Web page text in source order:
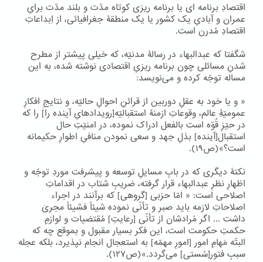
اقتصادِ برنامه ای یا برنامه ریزی کوتاه مدّت و بلند مدّت برایِ
عمران و آبادیِ یک کشور یا یک منطقۀ جغرافیائی، از اِبداعاتِ
اقتصادِ مُدرن است.
شگفتا که عبدالبهاء در رسالۀ مدنیّه، که خیلی پیشتر از مطرح
شدنِ مسائلی چون برنامه ریزیِ اقتصادی نوشته شده، به این
مساله توجّه کرده و می‌نویسد:
« و یا خود به عقلِ دوربین از قرائنِ احوالِ حالیّه، و نتایجِ افکارِ
عمومیّۀِ عالم، وقوعاتِ ازمنۀ استقبالیّه[رویدادهایِ آینده را] را که
در حیّزِ قُوّه است بالفعل ادراک نموده، در امنیّتِ حال
استقبال[آینده] بذلِ جهد و سعی نمودن منافیِ اطوارِ حکیمانه
است؟»(ص۱۹).
نکتۀ دیگری که در بابِ مسایلِ توسعه و پیشرفت موردِ توجّه و
اظهارِ نظرِ عبدالبهاء قرار گرفته، ضریبِ شتاب در اقداماتِ
اصلاحی است: « امّا حزبی [گروهی] که برآنند در اجراء
اصلاحاتِ لازمه باید صبر و تأنّی نموده شیئاً فشیئاً مجریٰ
داشت ... اگر مُرادشان از تأنّی [رعایتِ] مُقتضیات و لوازمِ
حکمتِ حکومت است، این فکر بسیار مقبول و بموقع چه که
البتّه مَهامِ امور [امورِ مهمّه] به استعجال انجام نپذیرد، بلکه عجله
سببِ فتور[سُستی] می‌گردد.»(ص۱۲۷).